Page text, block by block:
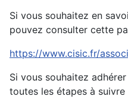
Si vous souhaitez en
pouvez consulter cette
https://www.cisic.fr/
Si vous souhaitez adhérer
toutes les étapes à